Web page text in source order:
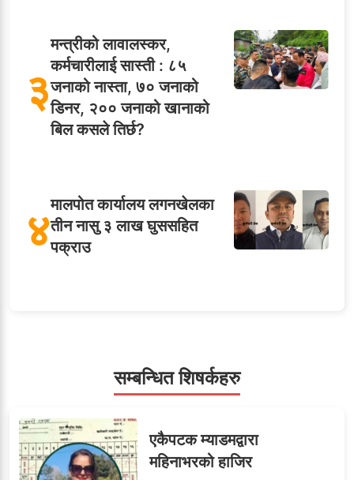
३
मन्त्रीको लावालस्कर,
कर्मचारीलाई सास्ती : ८५
जनाको नास्ता, ७० जनाको
डिनर, २०० जनाको खानाको
बिल कसले तिर्छ?
४मालपोत कार्यालय लगनखेलका
तीन नासु ३ लाख घुससहित
पक्राउ
६सहसचिवमा प्रथम भएका
विजयकुमार शर्माको लोकसेवा
टिप्स
सम्बन्धित शिषर्कहरु
एकैपटक म्याडमद्वारा
महिनाभरको हाजिर